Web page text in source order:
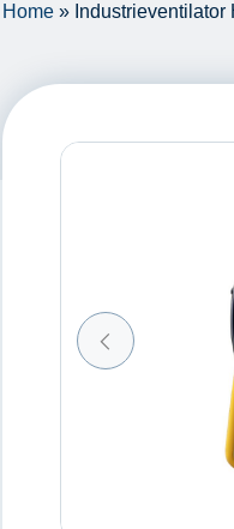
Home » Industrieventilator